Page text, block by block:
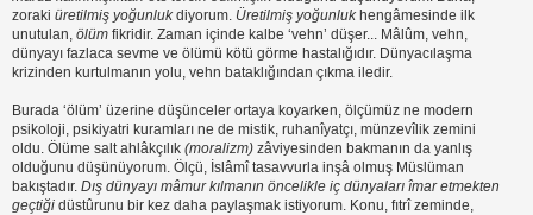
zoraki üretilmiş yoğunlukdiyorum. Üretilmiş yoğunlukhengâmesinde ilk
unutulan, ölüm fikridir. Zaman içinde kalbe ‘vehn’ düşer... Mâlûm, vehn,
dünyayı fazlaca sevme ve ölümü kötü görme hastalığıdır. Dünyacılaşma
krizinden kurtulmanın yolu, vehn bataklığından çıkma iledir.
Burada ‘ölüm’ üzerine düşünceler ortaya koyarken, ölçümüz ne modern
psikoloji, psikiyatri kuramları ne de mistik, ruhanîyatçı, münzevîlik zemini
oldu. Ölüme salt ahlâkçılık (moralizm) zâviyesinden bakmanın da yanlış
olduğunu düşünüyorum. Ölçü, İslâmî tasavvurla inşâ olmuş Müslüman
bakıştadır. Dış dünyayı mâmur kılmanın öncelikle iç dünyaları îmar etmekten
geçtiği düstûrunu bir kez daha paylaşmak istiyorum. Konu, fıtrî zeminde,